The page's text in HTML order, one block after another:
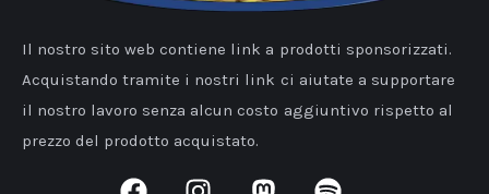
Il nostro sito web contiene link a prodotti sponsorizzati.
Acquistando tramite i nostri link ci aiutate a supportare
il nostro lavoro senza alcun costo aggiuntivo rispetto al
prezzo del prodotto acquistato.